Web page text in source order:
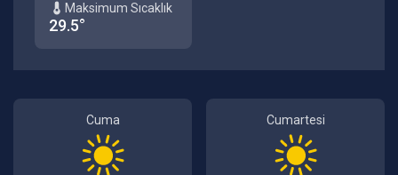
Maksimum Sıcaklık
29.5°
Cuma Cumartesi